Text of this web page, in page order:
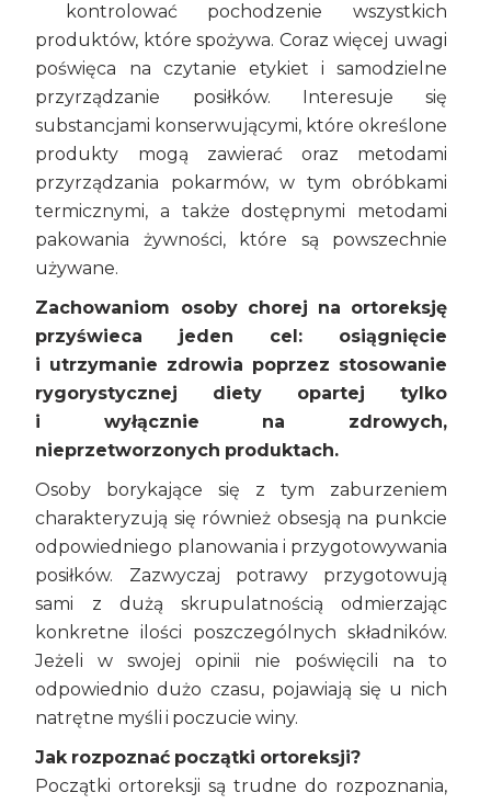
kontrolować pochodzenie wszystkich
produktów, które spożywa. Coraz więcej uwagi
poświęca na czytanie etykiet i samodzielne
przyrządzanie posiłków. Interesuje się
substancjami konserwującymi, które określone
produkty mogą zawierać oraz metodami
przyrządzania pokarmów, w tym obróbkami
termicznymi, a także dostępnymi metodami
pakowania żywności, które są powszechnie
używane.
Zachowaniom osoby chorej na ortoreksję
przyświeca jeden cel: osiągnięcie
i utrzymanie zdrowia poprzez stosowanie
rygorystycznej diety opartej tylko
i wyłącznie na zdrowych,
nieprzetworzonych produktach.
Osoby borykające się z tym zaburzeniem
charakteryzują się również obsesją na punkcie
odpowiedniego planowania i przygotowywania
posiłków. Zazwyczaj potrawy przygotowują
sami z dużą skrupulatnością odmierzając
konkretne ilości poszczególnych składników.
Jeżeli w swojej opinii nie poświęcili na to
odpowiednio dużo czasu, pojawiają się u nich
natrętne myśli i poczucie winy.
Jak rozpoznać początki ortoreksji?
Początki ortoreksji są trudne do rozpoznania,